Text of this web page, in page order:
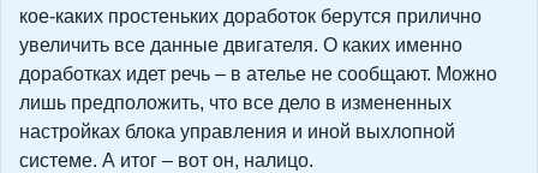
кое-каких простеньких доработок берутся прилично
увеличить все данные двигателя. О каких именно
доработках идет речь – в ателье не сообщают. Можно
лишь предположить, что все дело в измененных
настройках блока управления и иной выхлопной
системе. А итог – вот он, налицо.